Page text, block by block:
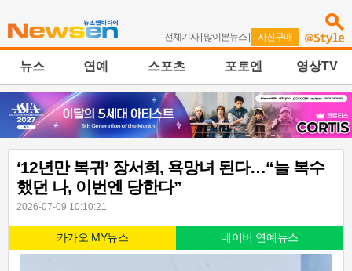
전체기사| 많이본뉴스 | 사진구매
뉴스 연예 스포츠 포토엔 영상TV
‘12년만 복귀’ 장서희, 욕망녀 된다…“늘 복수
했던 나, 이번엔 당한다”
2026-07-09 10:10:21
카카오 MY뉴스 네이버 연예뉴스